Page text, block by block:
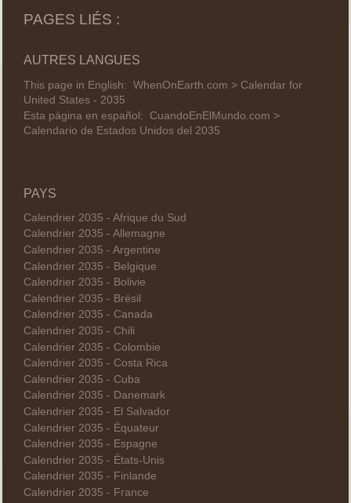
PAGES LIÉS :
AUTRES LANGUES
This page in English: WhenOnEarth.com > Calendar for
United States - 2035
Esta página en español: CuandoEnElMundo.com >
Calendario de Estados Unidos del 2035
PAYS
Calendrier 2035 - Afrique du Sud
Calendrier 2035 - Allemagne
Calendrier 2035 - Argentine
Calendrier 2035 - Belgique
Calendrier 2035 - Bolivie
Calendrier 2035 - Brésil
Calendrier 2035 - Canada
Calendrier 2035 - Chili
Calendrier 2035 - Colombie
Calendrier 2035 - Costa Rica
Calendrier 2035 - Cuba
Calendrier 2035 - Danemark
Calendrier 2035 - El Salvador
Calendrier 2035 - Équateur
Calendrier 2035 - Espagne
Calendrier 2035 - États-Unis
Calendrier 2035 - Finlande
Calendrier 2035 - France